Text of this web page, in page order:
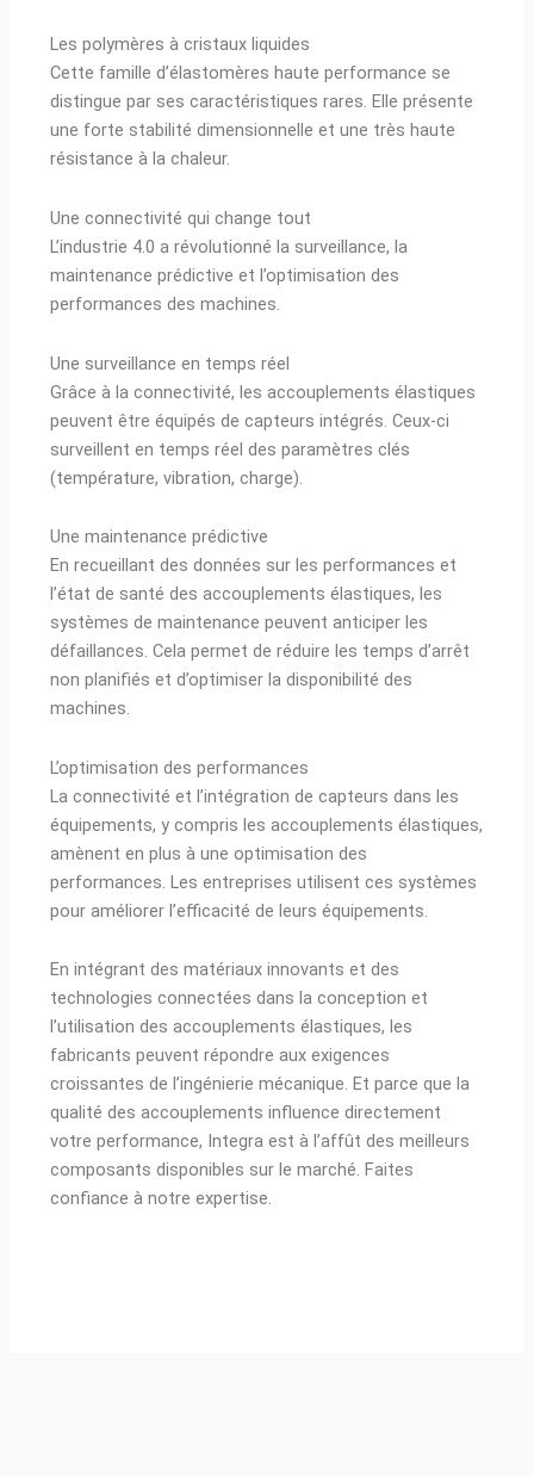
Les polymères à cristaux liquides
Cette famille d’élastomères haute performance se
distingue par ses caractéristiques rares. Elle présente
une forte stabilité dimensionnelle et une très haute
résistance à la chaleur.
Une connectivité qui change tout
L’industrie 4.0 a révolutionné la surveillance, la
maintenance prédictive et l’optimisation des
performances des machines.
Une surveillance en temps réel
Grâce à la connectivité, les accouplements élastiques
peuvent être équipés de capteurs intégrés. Ceux-ci
surveillent en temps réel des paramètres clés
(température, vibration, charge).
Une maintenance prédictive
En recueillant des données sur les performances et
l’état de santé des accouplements élastiques, les
systèmes de maintenance peuvent anticiper les
défaillances. Cela permet de réduire les temps d’arrêt
non planifiés et d’optimiser la disponibilité des
machines.
L’optimisation des performances
La connectivité et l’intégration de capteurs dans les
équipements, y compris les accouplements élastiques,
amènent en plus à une optimisation des
performances. Les entreprises utilisent ces systèmes
pour améliorer l’efficacité de leurs équipements.
En intégrant des matériaux innovants et des
technologies connectées dans la conception et
l’utilisation des accouplements élastiques, les
fabricants peuvent répondre aux exigences
croissantes de l’ingénierie mécanique. Et parce que la
qualité des accouplements influence directement
votre performance, Integra est à l’affût des meilleurs
composants disponibles sur le marché. Faites
confiance à notre expertise.